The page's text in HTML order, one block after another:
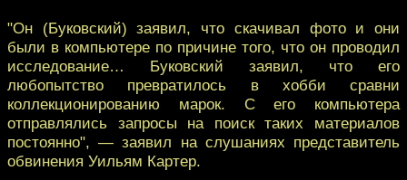
"Он (Буковский) заявил, что скачивал фото и они
были в компьютере по причине того, что он проводил
исследование… Буковский заявил, что его
любопытство превратилось в хобби сравни
коллекционированию марок. C его компьютера
отправлялись запросы на поиск таких материалов
постоянно", — заявил на слушаниях представитель
обвинения Уильям Картер.